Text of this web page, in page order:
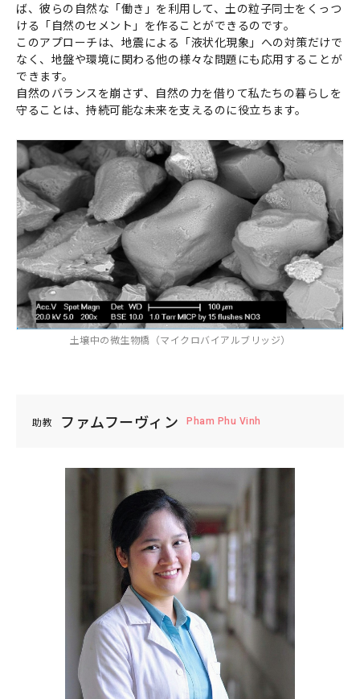
レーザー
光・熱
放射線
数学・物理
量子
電気・電子
AI・IoT
コンピューター
検査・センサー
画像
船舶・海洋
金属
材料工学
化学工学 ナノマイクロ科学
応用物理物性 応用物理工学 エネルギー学
人間医工学
化学
物理化学
機能物性化学 有機化学
無機・錯体化学 分析化学 高分子
有機材料 無機材料化学
エネルギー関連化学 生体分子化学
農学
農芸化学
生産環境農学
生態学および環境学
生体の構造と機能
腫瘍学 内科学一般
人間医工学
情報科学
情報工学 人間情報学
土壌中の微生物橋（マイクロバイアルブリッジ）
ば、彼らの自然な「働き」を利用して、土の粒子同士をくっつ
ける「自然のセメント」を作ることができるのです。
このアプローチは、地震による「液状化現象」への対策だけで
なく、地盤や環境に関わる他の様々な問題にも応用することが
できます。
自然のバランスを崩さず、自然の力を借りて私たちの暮らしを
守ることは、持続可能な未来を支えるのに役立ちます。
助教 ファムフーヴィン Pham Phu Vinh